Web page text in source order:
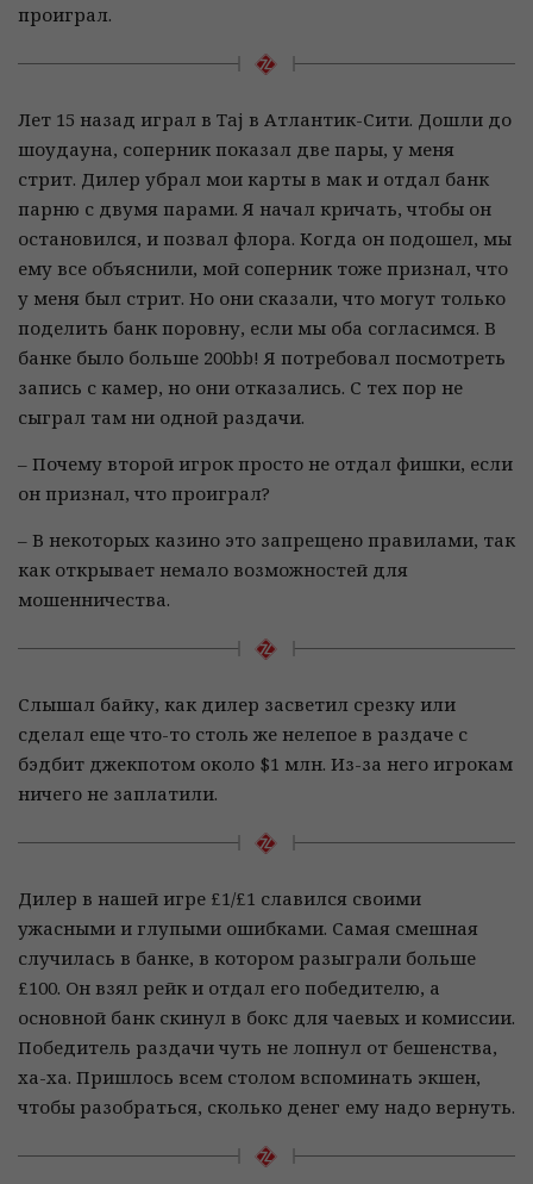
проиграл.
Лет 15 назад играл в Taj в Атлантик-Сити. Дошли до
шоудауна, соперник показал две пары, у меня
стрит. Дилер убрал мои карты в мак и отдал банк
парню с двумя парами. Я начал кричать, чтобы он
остановился, и позвал флора. Когда он подошел, мы
ему все объяснили, мой соперник тоже признал, что
у меня был стрит. Но они сказали, что могут только
поделить банк поровну, если мы оба согласимся. В
банке было больше 200bb! Я потребовал посмотреть
запись с камер, но они отказались. С тех пор не
сыграл там ни одной раздачи.
– Почему второй игрок просто не отдал фишки, если
он признал, что проиграл?
– В некоторых казино это запрещено правилами, так
как открывает немало возможностей для
мошенничества.
Слышал байку, как дилер засветил срезку или
сделал еще что-то столь же нелепое в раздаче с
бэдбит джекпотом около $1 млн. Из-за него игрокам
ничего не заплатили.
Дилер в нашей игре £1/£1 славился своими
ужасными и глупыми ошибками. Самая смешная
случилась в банке, в котором разыграли больше
£100. Он взял рейк и отдал его победителю, а
основной банк скинул в бокс для чаевых и комиссии.
Победитель раздачи чуть не лопнул от бешенства,
ха-ха. Пришлось всем столом вспоминать экшен,
чтобы разобраться, сколько денег ему надо вернуть.